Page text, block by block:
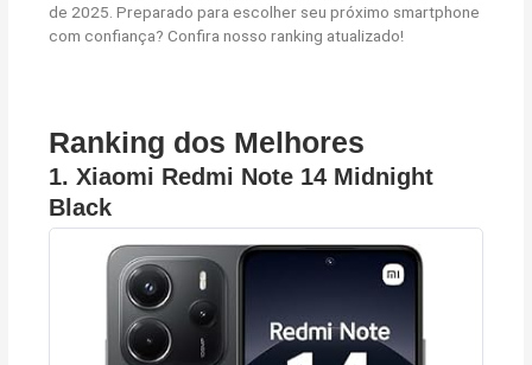
de 2025. Preparado para escolher seu próximo smartphone
com confiança? Confira nosso ranking atualizado!
Ranking dos Melhores
1.Xiaomi Redmi Note 14 Midnight
Black